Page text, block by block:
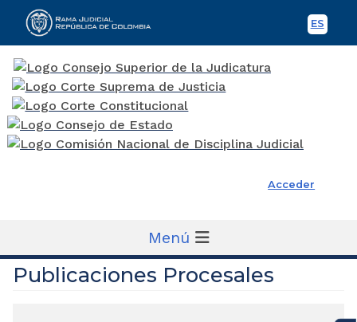
ES
Rama Judicial
Acceder
Menú
Publicaciones Procesales